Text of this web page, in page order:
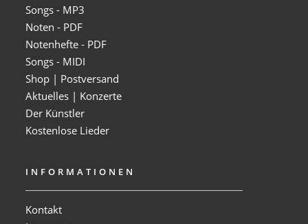
Songs - MP3
Noten - PDF
Notenhefte - PDF
Songs - MIDI
Shop | Postversand
Aktuelles | Konzerte
Der Künstler
Kostenlose Lieder
INFORMATIONEN
Kontakt